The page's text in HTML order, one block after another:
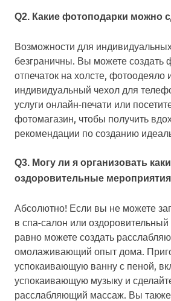
Q2. Какие фотоподарки можно
Возможности для
безграничны. Вы можете создать
отпечаток на холсте, фотоодеяло
индивидуальный чехол для
услуги онлайн-печати или
фотомагазин, чтобы получить
рекомендации по созданию
Q3. Могу ли я организовать
оздоровительные
Абсолютно! Если вы не можете
в спа-салон или
равно можете создать
омолаживающий опыт дома.
успокаивающую ванну с пеной,
успокаивающую музыку и
расслабляющий массаж. Вы